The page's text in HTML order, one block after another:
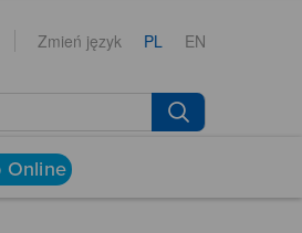
Zmień język PL EN
Online